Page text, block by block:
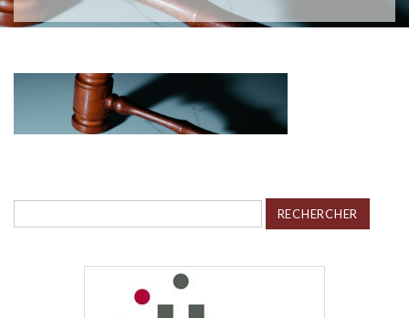
Rechercher :